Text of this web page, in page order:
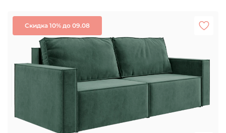
Скидка 10% до 09.08